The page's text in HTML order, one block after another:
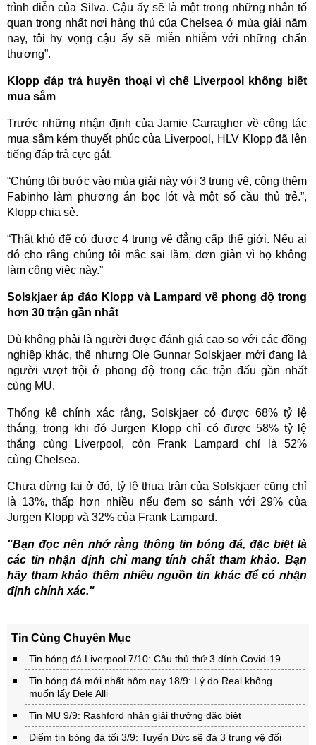
trình diễn của Silva. Cậu ấy sẽ là một trong những nhân tố
quan trọng nhất nơi hàng thủ của Chelsea ở mùa giải năm
nay, tôi hy vọng cậu ấy sẽ miễn nhiễm với những chấn
thương”.
Klopp đáp trả huyền thoại vì chê Liverpool không biết
mua sắm
Trước những nhận định của Jamie Carragher về công tác
mua sắm kém thuyết phúc của Liverpool, HLV Klopp đã lên
tiếng đáp trả cực gắt.
“Chúng tôi bước vào mùa giải này với 3 trung vệ, cộng thêm
Fabinho làm phương án bọc lót và một số cầu thủ trẻ.”,
Klopp chia sẻ.
“Thật khó để có được 4 trung vệ đẳng cấp thế giới. Nếu ai
đó cho rằng chúng tôi mắc sai lầm, đơn giản vì họ không
làm công việc này.”
Solskjaer áp đảo Klopp và Lampard về phong độ trong
hơn 30 trận gần nhất
Dù không phải là người được đánh giá cao so với các đồng
nghiệp khác, thế nhưng Ole Gunnar Solskjaer mới đang là
người vượt trội ở phong độ trong các trận đấu gần nhất
cùng MU.
Thống kê chính xác rằng, Solskjaer có được 68% tỷ lệ
thắng, trong khi đó Jurgen Klopp chỉ có được 58% tỷ lệ
thắng cùng Liverpool, còn Frank Lampard chỉ là 52%
cùng Chelsea.
Chưa dừng lại ở đó, tỷ lệ thua trận của Solskjaer cũng chỉ
là 13%, thấp hơn nhiều nếu đem so sánh với 29% của
Jurgen Klopp và 32% của Frank Lampard.
"Bạn đọc nên nhớ rằng thông tin bóng đá, đặc biệt là
các tin nhận định chỉ mang tính chất tham khảo. Bạn
hãy tham khảo thêm nhiều nguồn tin khác để có nhận
định chính xác."
Tin Cùng Chuyên Mục
Tin bóng đá Liverpool 7/10: Cầu thủ thứ 3 dính Covid-19
Tin bóng đá mới nhất hôm nay 18/9: Lý do Real không
muốn lấy Dele Alli
Tin MU 9/9: Rashford nhận giải thưởng đặc biệt
Điểm tin bóng đá tối 3/9: Tuyển Đức sẽ đá 3 trung vệ đối